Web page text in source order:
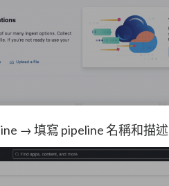
→ 填寫 pipeline 名稱和描述